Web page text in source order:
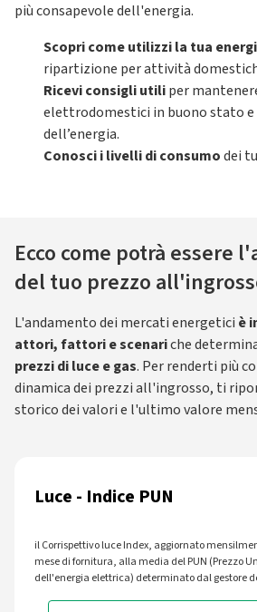
più consapevole dell'energia.
Scopri come utilizzi la tua
ripartizione per attività
Ricevi consigli utiliper
elettrodomestici in buono stato
dell’energia.
Conosci i livelli di consumodei
Ecco come potrà essere
del tuo prezzo
L'andamento dei mercati energetici è
attori, fattori e scenariche
prezzi di luce e gas. Per renderti più
dinamica dei prezzi all'ingrosso, ti
storico dei valori e l'ultimo valore
Luce - Indice PUN
il Corrispettivo luce Index, aggiornato
mese di fornitura, alla media del PUN (Prezzo
dell'energia elettrica) determinato dal gestore